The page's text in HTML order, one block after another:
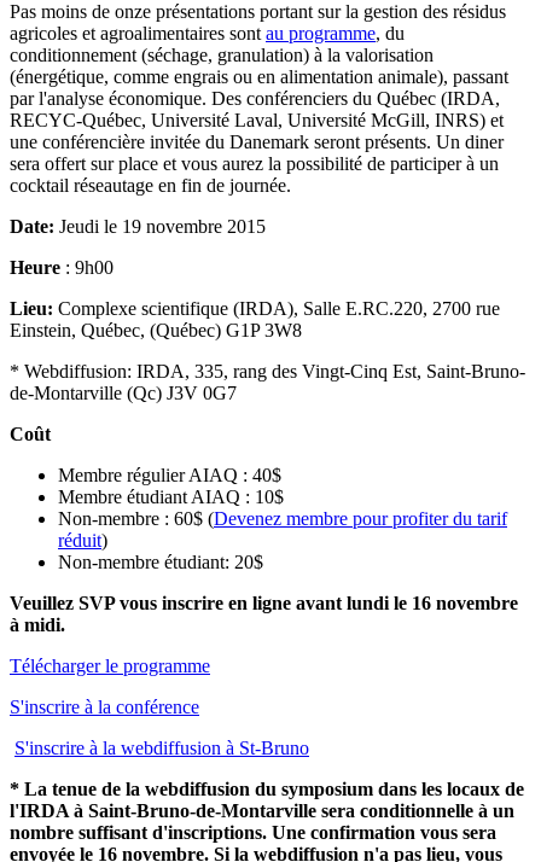
Pas moins de onze présentations portant sur la gestion des résidus
agricoles et agroalimentaires sont au programme, du
conditionnement (séchage, granulation) à la valorisation
(énergétique, comme engrais ou en alimentation animale), passant
par l'analyse économique. Des conférenciers du Québec (IRDA,
RECYC-Québec, Université Laval, Université McGill, INRS) et
une conférencière invitée du Danemark seront présents. Un diner
sera offert sur place et vous aurez la possibilité de participer à un
cocktail réseautage en fin de journée.
Date: Jeudi le 19 novembre 2015
Heure : 9h00
Lieu: Complexe scientifique (IRDA), Salle E.RC.220, 2700 rue
Einstein, Québec, (Québec) G1P 3W8
* Webdiffusion: IRDA, 335, rang des Vingt-Cinq Est, Saint-Bruno-
de-Montarville (Qc) J3V 0G7
Coût
Membre régulier AIAQ : 40$
Membre étudiant AIAQ : 10$
Non-membre : 60$ (Devenez membre pour profiter du tarif
réduit)
Non-membre étudiant: 20$
Veuillez SVP vous inscrire en ligne avant lundi le 16 novembre
à midi.
Télécharger le programme
S'inscrire à la conférence
S'inscrire à la webdiffusion à St-Bruno
* La tenue de la webdiffusion du symposium dans les locaux de
l'IRDA à Saint-Bruno-de-Montarville sera conditionnelle à un
nombre suffisant d'inscriptions. Une confirmation vous sera
envoyée le 16 novembre. Si la webdiffusion n'a pas lieu, vous